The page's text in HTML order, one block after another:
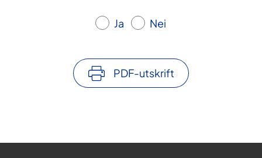
Ja Nei
PDF-utskrift